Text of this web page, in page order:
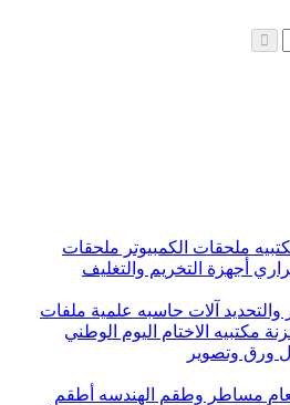
ملحقات الكمبيوتر ملحقات
أجهزة التخريم والتغليف
والتحديد آلات حاسبه علمية ملفات
مكتبيه الاختام اليوم الوطني
ورق وتصوير
مساطر وطقم الهندسه أطقم